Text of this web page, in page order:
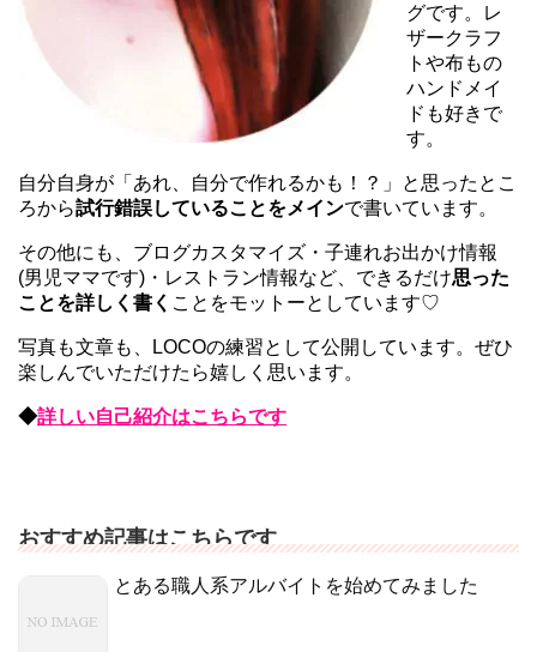
グです。レ
ザークラフ
トや布もの
ハンドメイ
ドも好きで
す。
自分自身が「あれ、自分で作れるかも！？」と思ったとこ
ろから試行錯誤していることをメインで書いています。
その他にも、ブログカスタマイズ・子連れお出かけ情報
(男児ママです)・レストラン情報など、できるだけ思った
ことを詳しく書く ことをモットーとしています♡
写真も文章も、LOCOの練習として公開しています。ぜひ
楽しんでいただけたら嬉しく思います。
◆詳しい自己紹介はこちらです
おすすめ記事はこちらです
とある職人系アルバイトを始めてみました